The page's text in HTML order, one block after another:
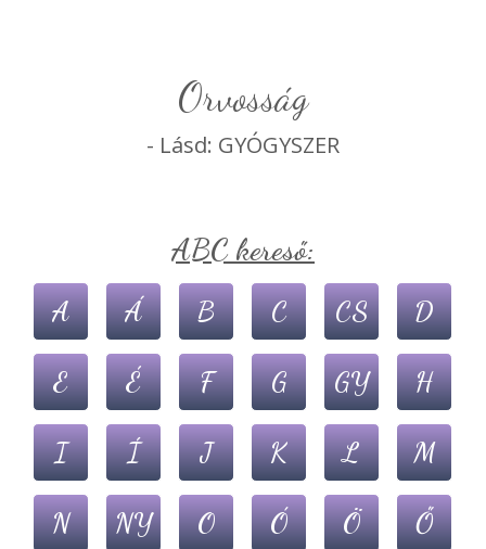
orvosság
- Lásd: GYÓGYSZER
ABC kereső:
A Á B C CS D
E É F G GY H
I Í J K L M
N NY O Ó Ö Ő